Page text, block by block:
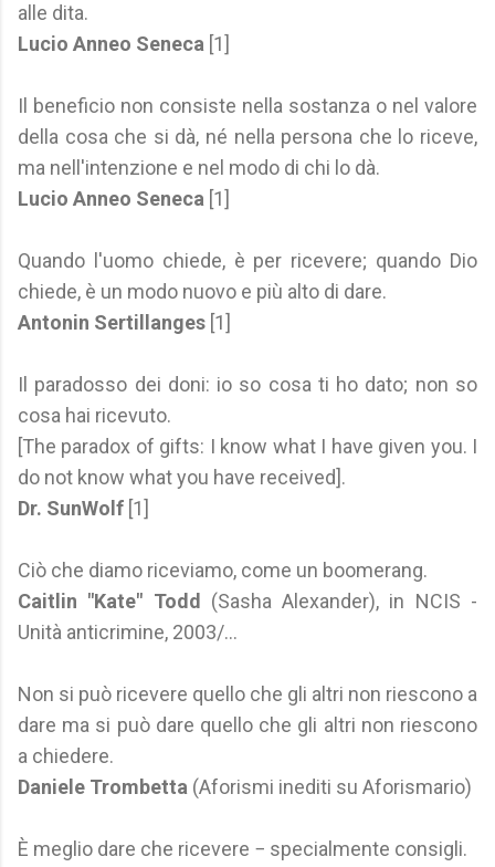
alle dita.
Lucio Anneo Seneca [1]
Il beneficio non consiste nella sostanza o nel valore
della cosa che si dà, né nella persona che lo riceve,
ma nell'intenzione e nel modo di chi lo dà.
Lucio Anneo Seneca [1]
Quando l'uomo chiede, è per ricevere; quando Dio
chiede, è un modo nuovo e più alto di dare.
Antonin Sertillanges [1]
Il paradosso dei doni: io so cosa ti ho dato; non so
cosa hai ricevuto.
[The paradox of gifts: I know what I have given you. I
do not know what you have received].
Dr. SunWolf [1]
Ciò che diamo riceviamo, come un boomerang.
Caitlin "Kate" Todd
(Sasha Alexander), in NCIS -
Unità anticrimine, 2003/...
Non si può ricevere quello che gli altri non riescono a
dare ma si può dare quello che gli altri non riescono
a chiedere.
Daniele Trombetta (Aforismi inediti su Aforismario)
È meglio dare che ricevere − specialmente consigli.